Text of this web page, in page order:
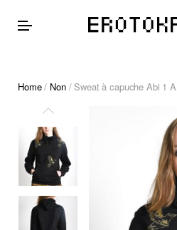
Home/ Non/ Sweat à capuche Abi 1 A